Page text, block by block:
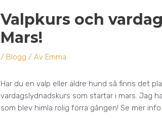
Valpkurs och
Mars!
/ Blogg / Av Emma
Har du en valp eller äldre hund så finns det
vardagslydnadskurs som startar i mars. Jag
som blev himla rolig förra gången! Se mer